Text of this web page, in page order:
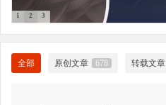
1 2 3
全部 原创文章 678 转载文章